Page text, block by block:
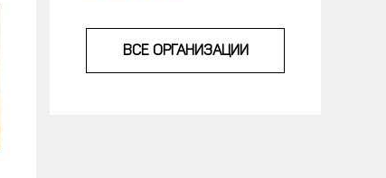
ВСЕ ОРГАНИЗАЦИИ